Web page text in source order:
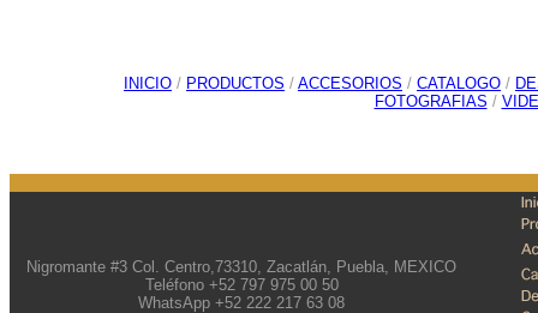
INICIO / PRODUCTOS / ACCESORIOS / CATALOGO /
FOTOGRAFIAS /
Nigromante #3 Col. Centro,73310, Zacatlán, Puebla, MEXICO
Teléfono +52 797 975 00 50
WhatsApp +52 222 217 63 08